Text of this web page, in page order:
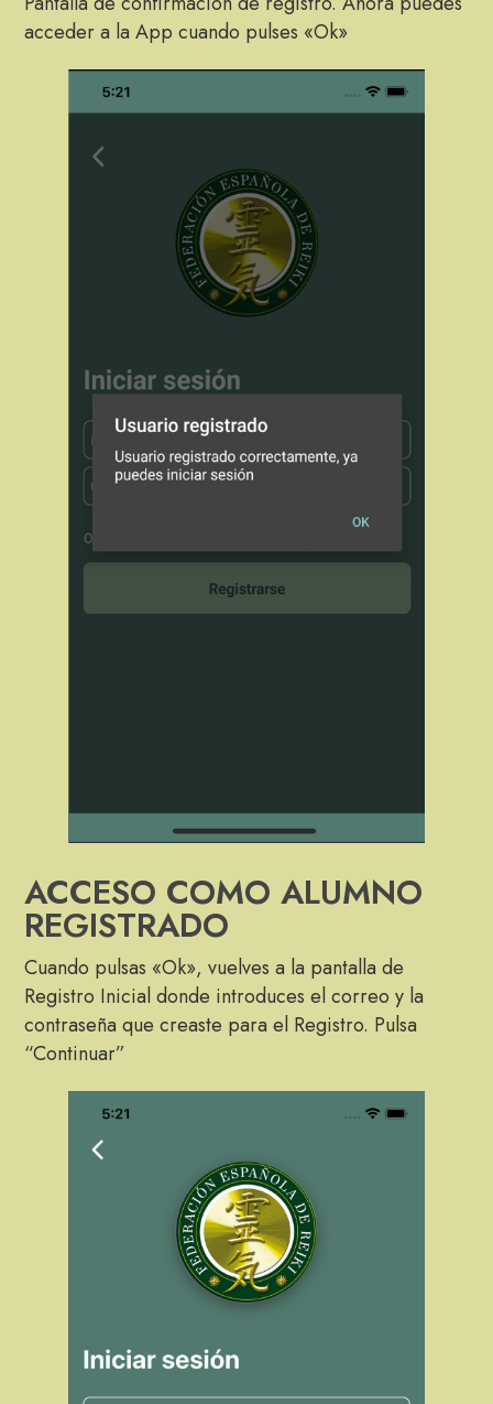
acceder a la App cuando pulses «Ok»
ACCESO COMO ALUMNO
REGISTRADO
Cuando pulsas «Ok», vuelves a la pantalla de
Registro Inicial donde introduces el correo y la
contraseña que creaste para el Registro. Pulsa
“Continuar”